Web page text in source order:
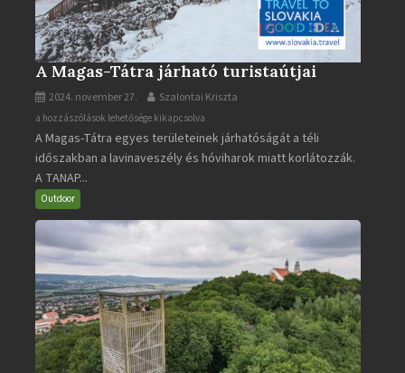
A Magas-Tátra járható turistaútjai
2024. november 27. Szalontai Kriszta
A
Magas-
Tátra
járható
turistaútjai
a hozzászólások lehetősége kikapcsolva
A Magas-Tátra egyes területeinek járhatóságát a téli
időszakban a lavinaveszély és hóviharok miatt korlátozzák.
A TANAP...
Outdoor